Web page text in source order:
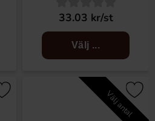
33.03 kr/st
Välj ...
Välj antal